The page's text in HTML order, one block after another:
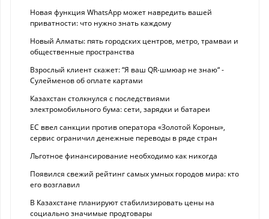
Новая функция WhatsApp может навредить вашей
приватности: что нужно знать каждому
Новый Алматы: пять городских центров, метро, трамваи и
общественные пространства
Взрослый клиент скажет: “Я ваш QR-шмюар не знаю“ -
Сулейменов об оплате картами
Казахстан столкнулся с последствиями
электромобильного бума: сети, зарядки и батареи
ЕС ввел санкции против оператора «Золотой Короны»,
сервис ограничил денежные переводы в ряде стран
Льготное финансирование необходимо как никогда
Появился свежий рейтинг самых умных городов мира: кто
его возглавил
В Казахстане планируют стабилизировать цены на
социально значимые продтовары